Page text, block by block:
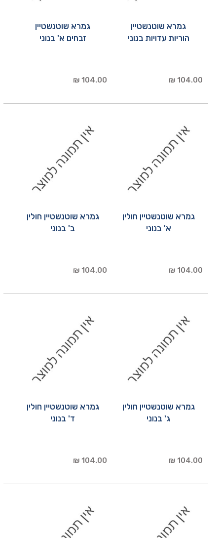
גמרא שוטנשטיין
הוריות עדויות בנוני
104.00 ₪
גמרא שוטנשטיין
זבחים א' בנוני
104.00 ₪
גמרא שוטנשטיין חולין
א' בנוני
104.00 ₪
גמרא שוטנשטיין חולין
ב' בנוני
104.00 ₪
גמרא שוטנשטיין חולין
ג' בנוני
104.00 ₪
גמרא שוטנשטיין חולין
ד' בנוני
104.00 ₪